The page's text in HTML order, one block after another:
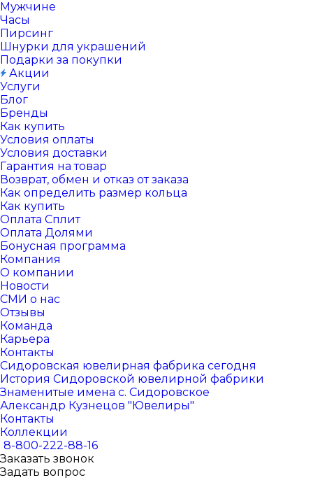
Мужчине
Часы
Пирсинг
Шнурки для украшений
Подарки за покупки
Акции
Услуги
Блог
Бренды
Как купить
Условия оплаты
Условия доставки
Гарантия на товар
Возврат, обмен и отказ от заказа
Как определить размер кольца
Как купить
Оплата Сплит
Оплата Долями
Бонусная программа
Компания
О компании
Новости
СМИ о нас
Отзывы
Команда
Карьера
Контакты
Сидоровская ювелирная фабрика сегодня
История Сидоровской ювелирной фабрики
Знаменитые имена с. Сидоровское
Александр Кузнецов "Ювелиры"
Контакты
Коллекции
8-800-222-88-16
Заказать звонок
Задать вопрос